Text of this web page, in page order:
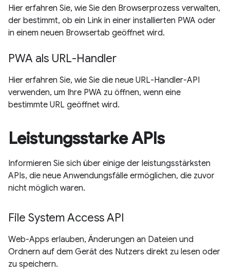
Hier erfahren Sie, wie Sie den Browserprozess verwalten,
der bestimmt, ob ein Link in einer installierten PWA oder
in einem neuen Browsertab geöffnet wird.
PWA als URL-Handler
Hier erfahren Sie, wie Sie die neue URL-Handler-API
verwenden, um Ihre PWA zu öffnen, wenn eine
bestimmte URL geöffnet wird.
Leistungsstarke APIs
Informieren Sie sich über einige der leistungsstärksten
APIs, die neue Anwendungsfälle ermöglichen, die zuvor
nicht möglich waren.
File System Access API
Web-Apps erlauben, Änderungen an Dateien und
Ordnern auf dem Gerät des Nutzers direkt zu lesen oder
zu speichern.